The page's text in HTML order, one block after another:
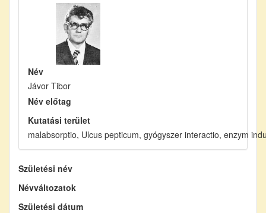
Név
Jávor Tibor
Név előtag
Kutatási terület
malabsorptio, Ulcus pepticum, gyógyszer interactio, enzym
Születési név
Névváltozatok
Születési dátum